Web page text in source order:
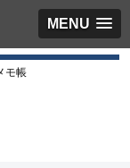
MENU
モ帳